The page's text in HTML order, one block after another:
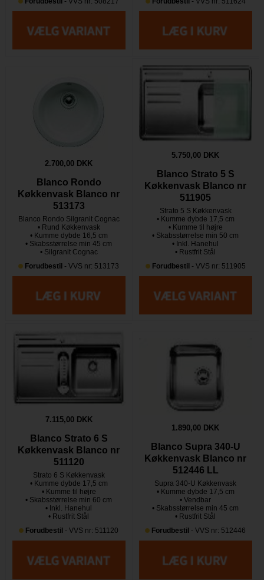
2.700,00 DKK
Blanco Rondo
Køkkenvask Blanco nr
513173
Blanco Rondo Silgranit Cognac
• Rund Køkkenvask
• Kumme dybde 16,5 cm
• Skabsstørrelse min 45 cm
• Silgranit Cognac
Forudbestil - VVS nr: 513173
5.750,00 DKK
Blanco Strato 5 S
Køkkenvask Blanco nr
511905
Strato 5 S Køkkenvask
• Kumme dybde 17,5 cm
• Kumme til højre
• Skabsstørrelse min 50 cm
• Inkl. Hanehul
• Rustfrit Stål
Forudbestil- VVS nr: 511905
7.115,00 DKK
Blanco Strato 6 S
Køkkenvask Blanco nr
511120
Strato 6 S Køkkenvask
• Kumme dybde 17,5 cm
• Kumme til højre
• Skabsstørrelse min 60 cm
• Inkl. Hanehul
• Rustfrit Stål
Forudbestil - VVS nr: 511120
1.890,00 DKK
Blanco Supra 340-U
Køkkenvask Blanco nr
512446 LL
Supra 340-U Køkkenvask
• Kumme dybde 17,5 cm
• Vendbar
• Skabsstørrelse min 45 cm
• Rustfrit Stål
Forudbestil - VVS nr: 512446